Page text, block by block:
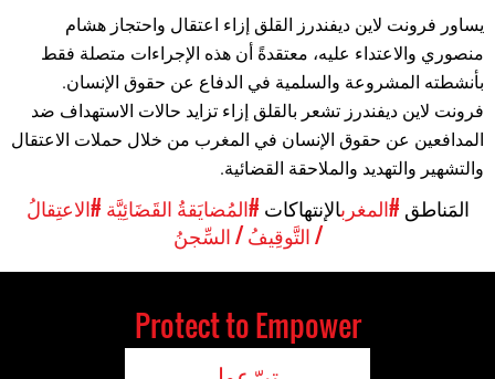
يساور فرونت لاين ديفندرز القلق إزاء اعتقال واحتجاز هشام
منصوري والاعتداء عليه، معتقدةً أن هذه الإجراءات متصلة فقط
بأنشطته المشروعة والسلمية في الدفاع عن حقوق الإنسان.
فرونت لاين ديفندرز تشعر بالقلق إزاء تزايد حالات الاستهداف ضد
المدافعين عن حقوق الإنسان في المغرب من خلال حملات الاعتقال
والتشهير والتهديد والملاحقة القضائية.
المَناطق #المغربالإنتهاكات #المُضايَقةُ القَضَائِيَّة #الاعتِقالُ
/ التَّوقِيفُ / السِّجنُ
Protect to Empower